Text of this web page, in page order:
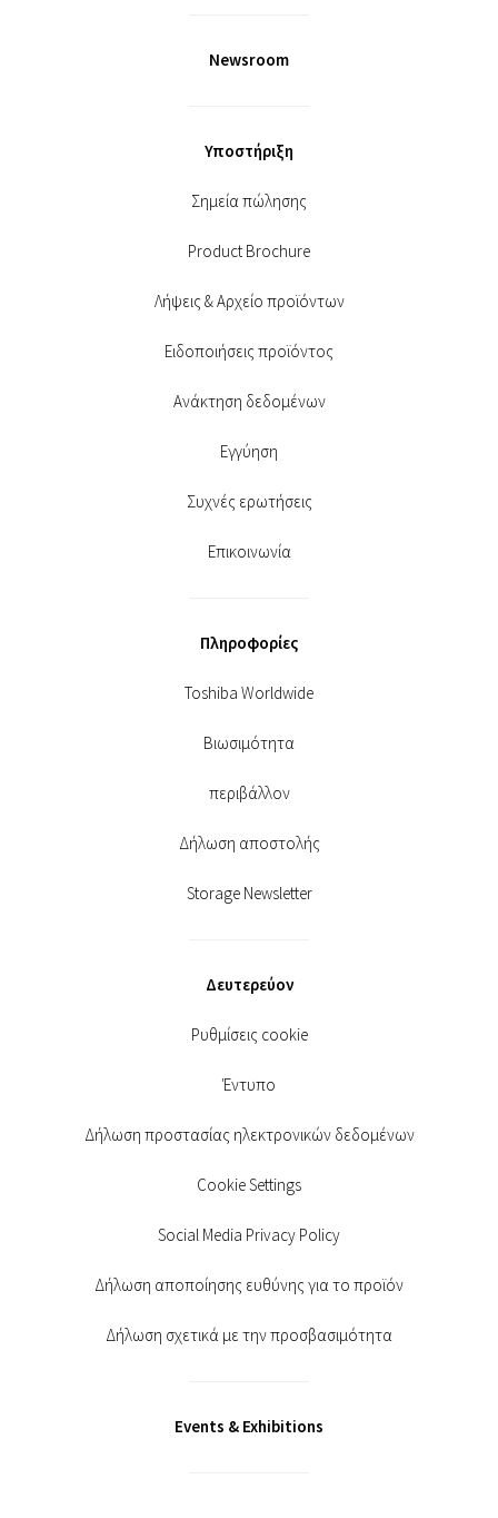
Newsroom
Υποστήριξη
Σημεία πώλησης
Product Brochure
Λήψεις & Αρχείο προϊόντων
Ειδοποιήσεις προϊόντος
Ανάκτηση δεδομένων
Εγγύηση
Συχνές ερωτήσεις
Επικοινωνία
Πληροφορίες
Toshiba Worldwide
Βιωσιμότητα
περιβάλλον
Δήλωση αποστολής
Storage Newsletter
Δευτερεύον
Ρυθμίσεις cookie
Έντυπο
Δήλωση προστασίας ηλεκτρονικών δεδομένων
Cookie Settings
Social Media Privacy Policy
Δήλωση αποποίησης ευθύνης για το προϊόν
Δήλωση σχετικά με την προσβασιμότητα
Events & Exhibitions